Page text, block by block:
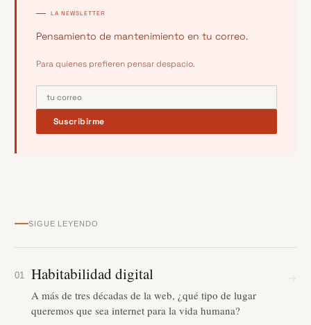
LA NEWSLETTER
Pensamiento de mantenimiento en tu correo.
Para quienes prefieren pensar despacio.
Suscribirme
SIGUE LEYENDO
01 Habitabilidad digital
A más de tres décadas de la web, ¿qué tipo de lugar
queremos que sea internet para la vida humana?